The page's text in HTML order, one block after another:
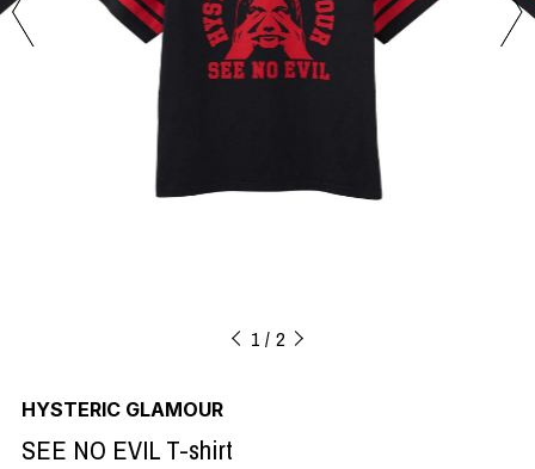
1 2
HYSTERIC GLAMOUR
SEE NO EVIL T-shirt